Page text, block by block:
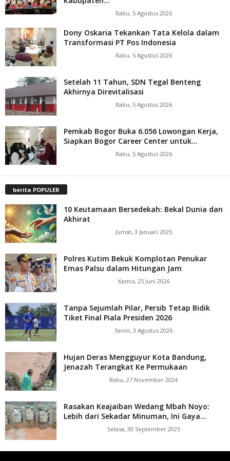
Rabu, 5 Agustus 2026
Dony Oskaria Tekankan Tata Kelola dalam
Transformasi PT Pos Indonesia
Rabu, 5 Agustus 2026
Setelah 11 Tahun, SDN Tegal Benteng
Akhirnya Direvitalisasi
Rabu, 5 Agustus 2026
Pemkab Bogor Buka 6.056 Lowongan Kerja,
Siapkan Bogor Career Center untuk...
Rabu, 5 Agustus 2026
berita POPULER
10 Keutamaan Bersedekah: Bekal Dunia dan
Akhirat
Jumat, 3 Januari 2025
Polres Kutim Bekuk Komplotan Penukar
Emas Palsu dalam Hitungan Jam
Kamis, 25 Juni 2026
Tanpa Sejumlah Pilar, Persib Tetap Bidik
Tiket Final Piala Presiden 2026
Senin, 3 Agustus 2026
Hujan Deras Mengguyur Kota Bandung,
Jenazah Terangkat Ke Permukaan
Rabu, 27 November 2024
Rasakan Keajaiban Wedang Mbah Noyo:
Lebih dari Sekadar Minuman, Ini Gaya...
Selasa, 30 September 2025